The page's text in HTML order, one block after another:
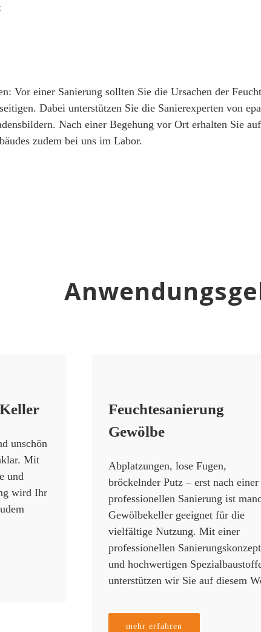
Vor einer Sanierung sollten Sie die Ursachen der
Dabei unterstützen Sie die Sanierexperten von
Nach einer Begehung vor Ort erhalten Sie
zudem bei uns im Labor.
unschön
Mit
und
wird Ihr
Feuchtesanierung
Gewölbe
Abplatzungen, lose Fugen,
bröckelnder Putz – erst nach einer
professionellen Sanierung ist
Gewölbekeller geeignet für die
vielfältige Nutzung. Mit einer
professionellen
und hochwertigen
unterstützen wir Sie auf diesem
mehr erfahren